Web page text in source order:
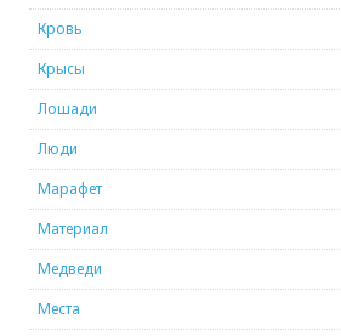
Кровь
Крысы
Лошади
Люди
Марафет
Материал
Медведи
Места